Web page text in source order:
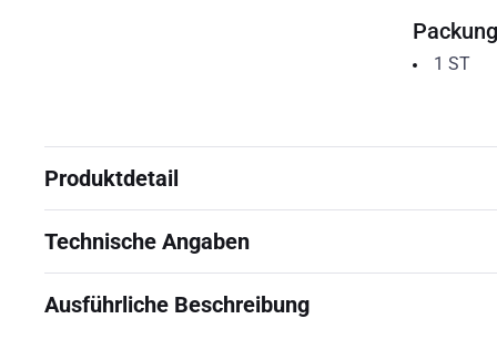
Packung
1 ST
Produktdetail
Technische Angaben
Ausführliche Beschreibung